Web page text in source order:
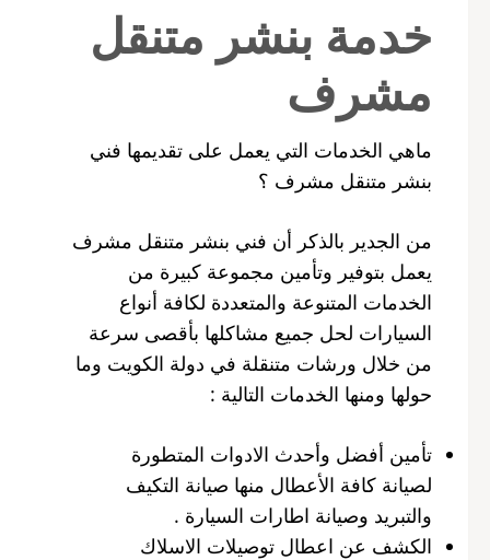
خدمة بنشر متنقل
مشرف
ماهي الخدمات التي يعمل على تقديمها فني
بنشر متنقل مشرف ؟
من الجدير بالذكر أن فني بنشر متنقل مشرف
يعمل بتوفير وتأمين مجموعة كبيرة من
الخدمات المتنوعة والمتعددة لكافة أنواع
السيارات لحل جميع مشاكلها بأقصى سرعة
من خلال ورشات متنقلة في دولة الكويت وما
حولها ومنها الخدمات التالية :
تأمين أفضل وأحدث الادوات المتطورة
لصيانة كافة الأعطال منها صيانة التكيف
والتبريد وصيانة اطارات السيارة .
الكشف عن اعطال توصيلات الاسلاك